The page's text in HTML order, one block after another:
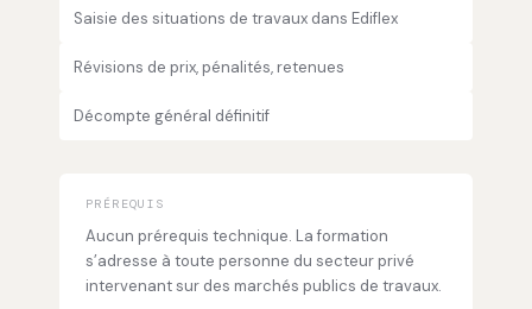
Saisie des situations de travaux dans Ediflex
Révisions de prix, pénalités, retenues
Décompte général définitif
PRÉREQUIS
Aucun prérequis technique. La formation
s’adresse à toute personne du secteur privé
intervenant sur des marchés publics de travaux.